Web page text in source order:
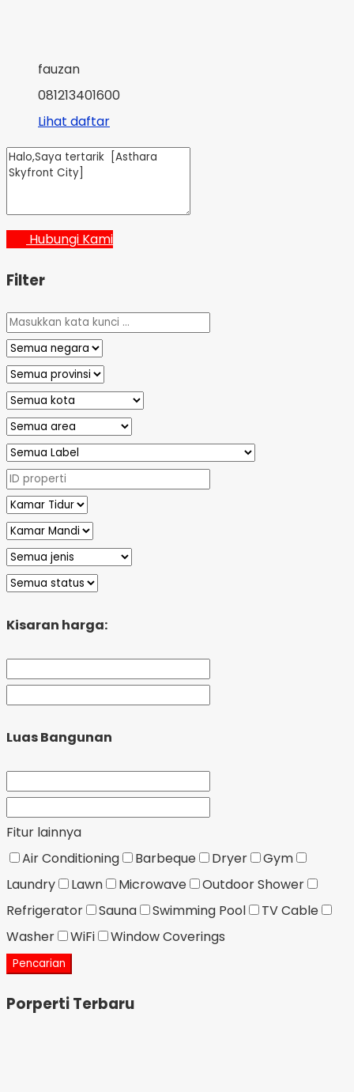
fauzan
081213401600
Lihat daftar
Hubungi Kami
Filter
Kisaran harga:
Luas Bangunan
Fitur lainnya
Air Conditioning
Barbeque Dryer
Gym
Laundry
Lawn Microwave
Outdoor Shower
Refrigerator
Sauna Swimming Pool
TV Cable
Washer
WiFi Window Coverings
Pencarian
Porperti Terbaru